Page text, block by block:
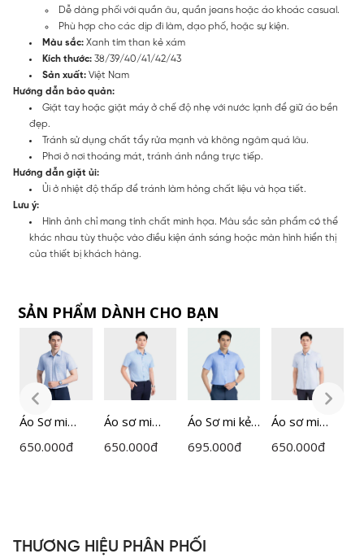
Dễ dàng phối với quần âu, quần jeans hoặc áo khoác casual.
Phù hợp cho các dịp đi làm, dạo phố, hoặc sự kiện.
Màu sắc: Xanh tím than kẻ xám
Kích thước: 38/39/40/41/42/43
Sản xuất: Việt Nam
Hướng dẫn bảo quản:
Giặt tay hoặc giặt máy ở chế độ nhẹ với nước lạnh để giữ áo bền
đẹp.
Tránh sử dụng chất tẩy rửa mạnh và không ngâm quá lâu.
Phơi ở nơi thoáng mát, tránh ánh nắng trực tiếp.
Hướng dẫn giặt ủi:
Ủi ở nhiệt độ thấp để tránh làm hỏng chất liệu và họa tiết.
Lưu ý:
Hình ảnh chỉ mang tính chất minh họa. Màu sắc sản phẩm có thể
khác nhau tùy thuộc vào điều kiện ánh sáng hoặc màn hình hiển thị
của thiết bị khách hàng.
SẢN PHẨM DÀNH CHO BẠN
Áo Sơ mi
Nam
650.000đ
Áo sơ mi
ngắn tay
0
650.000đ
Áo Sơ mi kẻ
Nam
695.000đ
Áo sơ mi
ngắn tay
650.000đ
THƯƠNG HIỆU PHÂN PHỐI